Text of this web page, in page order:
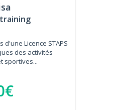
d'une Licence STAPS
des activités
sportives...